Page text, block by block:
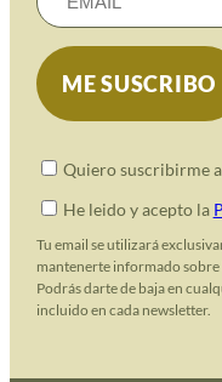
Quiero suscribirme
He leido y acepto la
Tu email se utilizará
mantenerte informado sobre
Podrás darte de baja en
incluido en cada newsletter.